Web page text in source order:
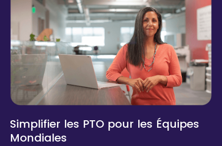
Simplifier les PTO pour les Équipes
Mondiales